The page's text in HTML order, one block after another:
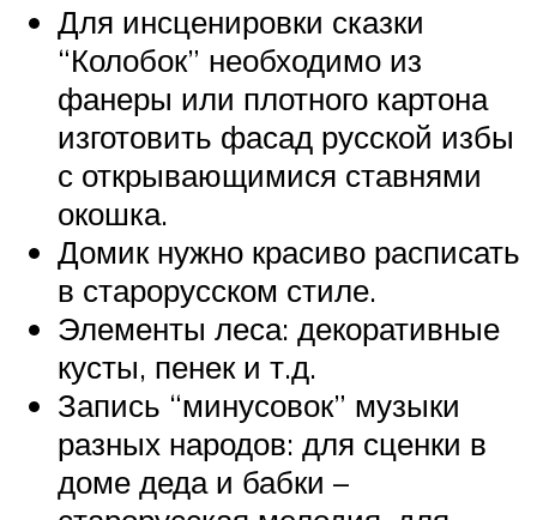
Для инсценировки сказки
“Колобок” необходимо из
фанеры или плотного картона
изготовить фасад русской избы
с открывающимися ставнями
окошка.
Домик нужно красиво расписать
в старорусском стиле.
Элементы леса: декоративные
кусты, пенек и т.д.
Запись “минусовок” музыки
разных народов: для сценки в
доме деда и бабки –